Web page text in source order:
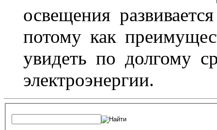
освещения
потому как
увидеть по долгому
электроэнергии.